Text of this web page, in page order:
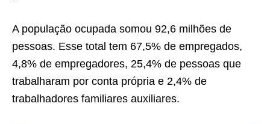
A população ocupada somou 92,6 milhões de
pessoas. Esse total tem 67,5% de empregados,
4,8% de empregadores, 25,4% de pessoas que
trabalharam por conta própria e 2,4% de
trabalhadores familiares auxiliares.